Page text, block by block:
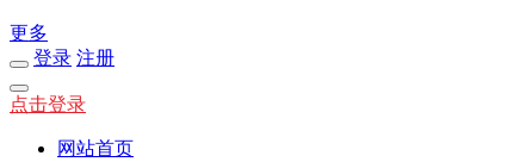
更多
登录 注册
点击登录
网站首页